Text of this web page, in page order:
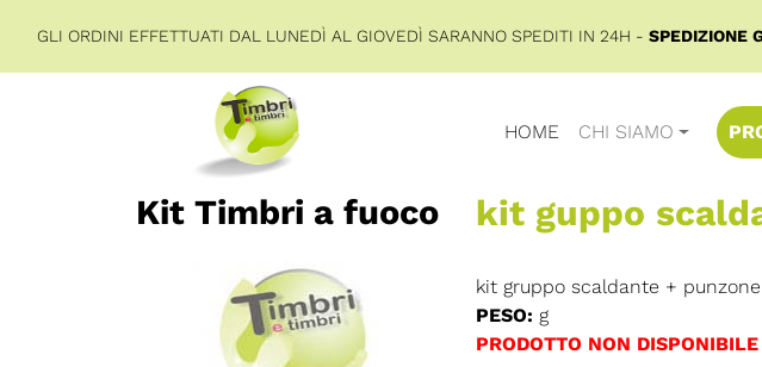
GLI ORDINI EFFETTUATI DAL LUNEDÌ AL GIOVEDÌ SARANNO SPEDITI IN 24H - SPEDIZIONE
HOME CHI SIAMO
Kit Timbri a fuoco kit guppo
kit gruppo scaldante +
PESO: g
PRODOTTO NON DISPONIBILE